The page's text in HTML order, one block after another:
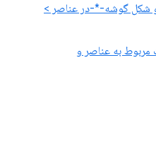
شکل گوشه-*-در عناصر >
به عناصر و